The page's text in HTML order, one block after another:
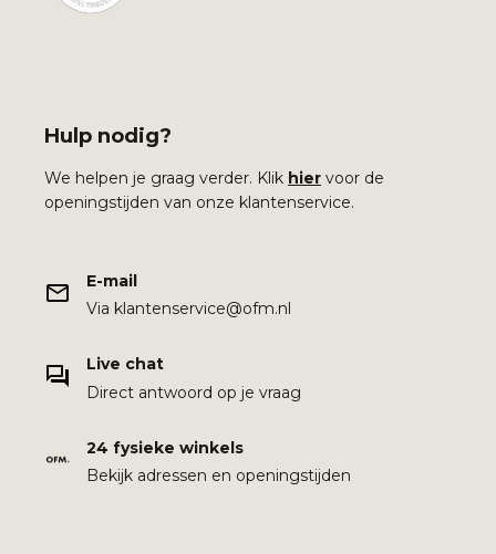
Hulp nodig?
We helpen je graag verder. Klik hier voor de
openingstijden van onze klantenservice.
E-mail
Via klantenservice@ofm.nl
Live chat
Direct antwoord op je vraag
24 fysieke winkels
Bekijk adressen en openingstijden